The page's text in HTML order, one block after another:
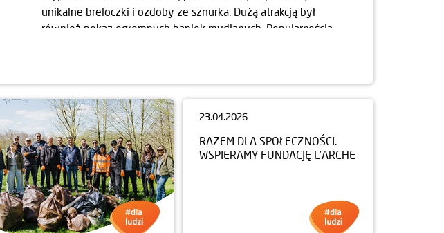
unikalne breloczki i ozdoby ze sznurka. Dużą atrakcją był
również pokaz ogromnych baniek mydlanych. Popularnością
budowaniu sąsiedzkich relacji. Cieszymy się, że mogliśmy być
częścią tego wydarzenia i wesprzeć inicjatywę, która od lat
integruje mieszkańców.